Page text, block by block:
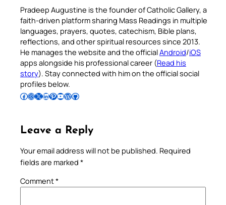
Pradeep Augustine is the founder of Catholic Gallery, a
faith-driven platform sharing Mass Readings in multiple
languages, prayers, quotes, catechism, Bible plans,
reflections, and other spiritual resources since 2013.
He manages the website and the officialAndroid/iOS
apps alongside his professional career (Read his
story). Stay connected with him on the official social
profiles below.
Follow Pradeep on Facebook Follow Pradeep on InstagramFollow Pradeep on X Follow Pradeep on LinkedIn Follow Pradeep on Pinterest Subscribe to Pradeep’s Youtube Channel Follow Pradeep on WordPress Follow Pradeep on GitHub
Leave a Reply
Your email address will not be published. Required
fields are marked *
Comment*